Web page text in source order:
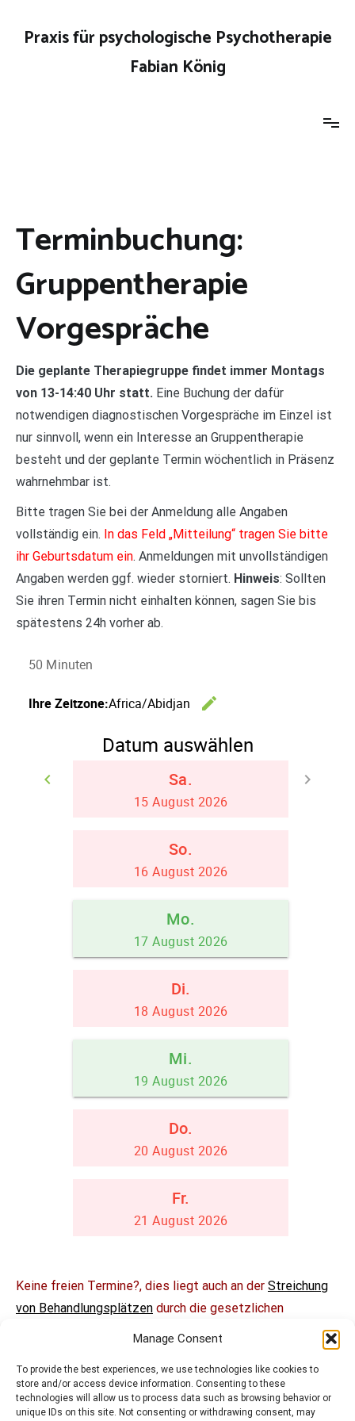
Manage Consent
To provide the best experiences, we use technologies like cookies to
store and/or access device information. Consenting to these
technologies will allow us to process data such as browsing behavior or
unique IDs on this site. Not consenting or withdrawing consent, may
springenPraxis für psychologische Psychotherapie
Fabian König
Terminbuchung:
Gruppentherapie
Vorgespräche
Die geplante Therapiegruppe findet immer Montags
von 13-14:40 Uhr statt. Eine Buchung der dafür
notwendigen diagnostischen Vorgespräche im Einzel ist
nur sinnvoll, wenn ein Interesse an Gruppentherapie
besteht und der geplante Termin wöchentlich in Präsenz
wahrnehmbar ist.
Bitte tragen Sie bei der Anmeldung alle Angaben
vollständig ein. In das Feld „Mitteilung“ tragen Sie bitte
ihr Geburtsdatum ein. Anmeldungen mit unvollständigen
Angaben werden ggf. wieder storniert. Hinweis: Sollten
Sie ihren Termin nicht einhalten können, sagen Sie bis
spätestens 24h vorher ab.
Keine freien Termine?, dies liegt auch an der Streichung
von Behandlungsplätzen durch die gesetzlichen
Krankenversicherungen. Sie können jetzt dem/der
Generator)schreiben, um die Versorgung zu verbessern